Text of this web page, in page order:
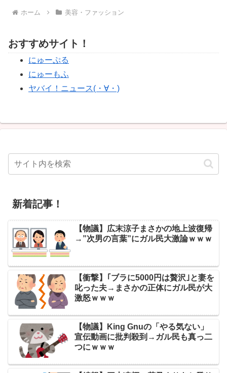
ホーム 美容・ファッション
おすすめサイト！
にゅーぷる
にゅーもふ
ヤバイ！ニュース(・∀・)
新着記事！
【物議】広末涼子まさかの地上波復帰
→”次男の言葉”にガル民大激論ｗｗｗ
【衝撃】｢ブラに5000円は贅沢｣と妻を
叱った夫→まさかの正体にガル民が大
激怒ｗｗｗ
【物議】King Gnuの「やる気ない」
宣伝動画に批判殺到→ガル民も真っ二
つにｗｗｗ